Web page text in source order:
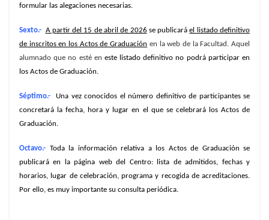
formular las alegaciones necesarias.
Sexto.- A partir del 15 de abril de 2026 se publicaráel listado definitivo
de inscritos en los Actos de Graduación en la web de la Facultad. Aquel
alumnado que no esté en este listado definitivo no podrá participar en
los Actos de Graduación.
Séptimo.-
Una vez conocidos el número definitivo de participantes se
concretará la fecha, hora y lugar en el que se celebrará los Actos de
Graduación.
Octavo.- Toda la información relativa a los Actos de Graduación se
publicará en la página web del Centro: lista de admitidos, fechas y
horarios, lugar de celebración, programa y recogida de acreditaciones.
Por ello, es muy importante su consulta periódica.